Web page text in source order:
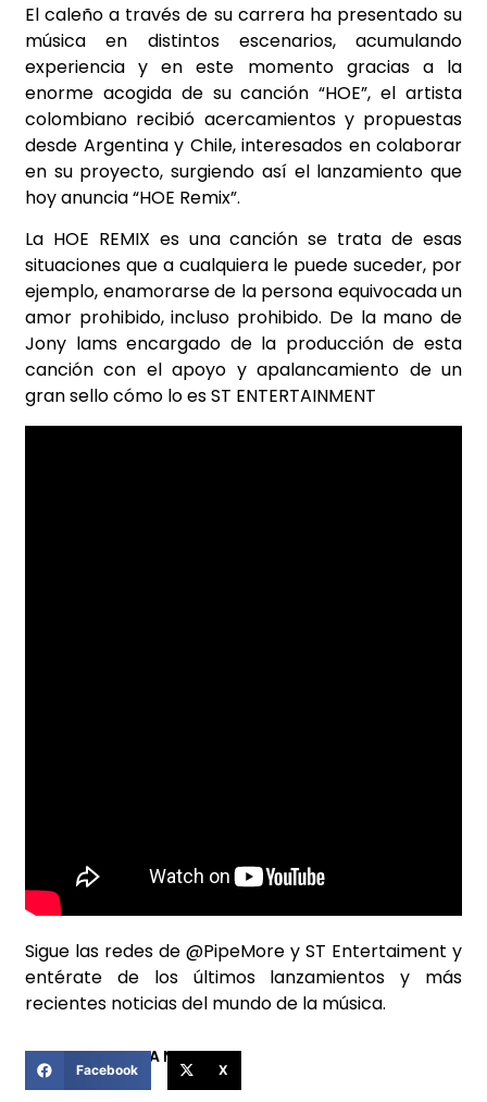
El caleño a través de su carrera ha presentado su
música en distintos escenarios, acumulando
experiencia y en este momento gracias a la
enorme acogida de su canción “HOE”, el artista
colombiano recibió acercamientos y propuestas
desde Argentina y Chile, interesados en colaborar
en su proyecto, surgiendo así el lanzamiento que
hoy anuncia “HOE Remix”.
La HOE REMIX es una canción se trata de esas
situaciones que a cualquiera le puede suceder, por
ejemplo, enamorarse de la persona equivocada un
amor prohibido, incluso prohibido. De la mano de
Jony lams encargado de la producción de esta
canción con el apoyo y apalancamiento de un
gran sello cómo lo es ST ENTERTAINMENT
Sigue las redes de @PipeMore y ST Entertaiment y
entérate de los últimos lanzamientos y más
recientes noticias del mundo de la música.
COMPARTIR ESTA NOTICIA
Facebook X